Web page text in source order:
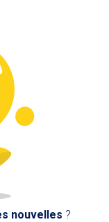
nouvelles ?